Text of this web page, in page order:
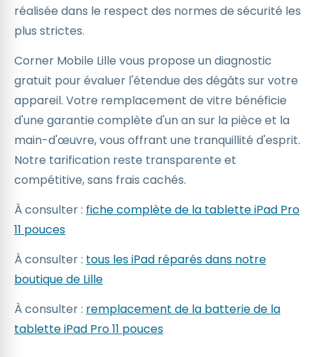
réalisée dans le respect des normes de sécurité les
plus strictes.
Corner Mobile Lille vous propose un diagnostic
gratuit pour évaluer l'étendue des dégâts sur votre
appareil. Votre remplacement de vitre bénéficie
d'une garantie complète d'un an sur la pièce et la
main-d'œuvre, vous offrant une tranquillité d'esprit.
Notre tarification reste transparente et
compétitive, sans frais cachés.
À consulter : fiche complète de la tablette iPad Pro
11 pouces
À consulter : tous les iPad réparés dans notre
boutique de Lille
À consulter : remplacement de la batterie de la
tablette iPad Pro 11 pouces